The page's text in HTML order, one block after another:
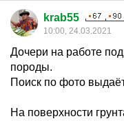
krab55
10:00, 24.03.2021
Дочери на работе
породы.
Поиск по фото
На поверхности